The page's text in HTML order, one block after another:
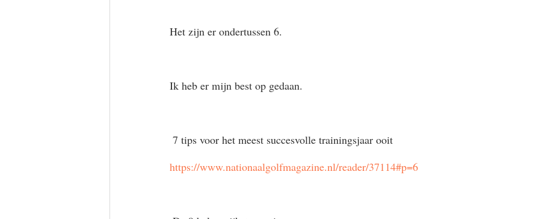
Het zijn er ondertussen 6.
Ik heb er mijn best op gedaan.
7 tips voor het meest succesvolle trainingsjaar ooit
https://www.nationaalgolfmagazine.nl/reader/37114#p=6